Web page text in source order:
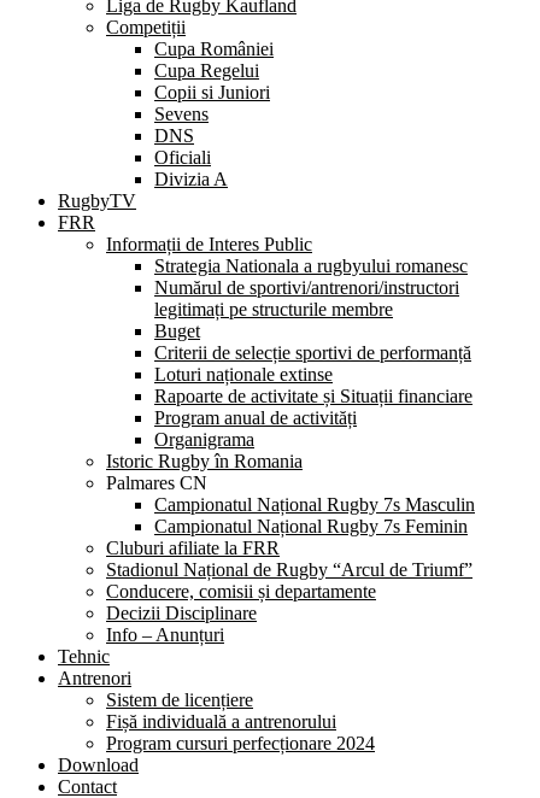
Liga de Rugby Kaufland
Competiții
Cupa României
Cupa Regelui
Copii si Juniori
Sevens
DNS
Oficiali
Divizia A
RugbyTV
FRR
Informații de Interes Public
Strategia Nationala a rugbyului romanesc
Numărul de sportivi/antrenori/instructori
legitimați pe structurile membre
Buget
Criterii de selecție sportivi de performanță
Loturi naționale extinse
Rapoarte de activitate și Situații financiare
Program anual de activități
Organigrama
Istoric Rugby în Romania
Palmares CN
Campionatul Național Rugby 7s Masculin
Campionatul Național Rugby 7s Feminin
Cluburi afiliate la FRR
Stadionul Național de Rugby “Arcul de Triumf”
Conducere, comisii și departamente
Decizii Disciplinare
Info – Anunțuri
Tehnic
Antrenori
Sistem de licențiere
Fișă individuală a antrenorului
Program cursuri perfecționare 2024
Download
Contact